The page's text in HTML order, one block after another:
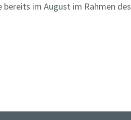
im August im Rahmen des